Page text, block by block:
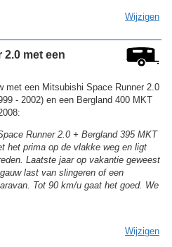
Wijzigen
met een
met een Mitsubishi Space Runner 2.0
- 2002) en een Bergland 400 MKT
Runner 2.0 + Bergland 395 MKT
het prima op de vlakke weg en ligt
Laatste jaar op vakantie geweest
last van slingeren of een
Tot 90 km/u gaat het goed. We
Wijzigen